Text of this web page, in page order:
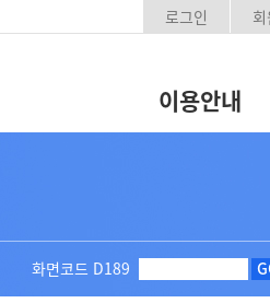
로그인
이용안내
화면코드 D189